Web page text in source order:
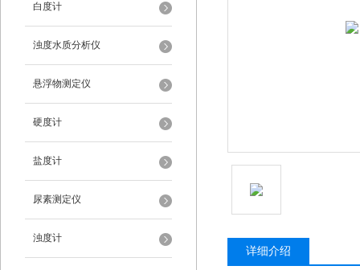
白度计
浊度水质分析仪
悬浮物测定仪
硬度计
盐度计
尿素测定仪
浊度计
详细介绍